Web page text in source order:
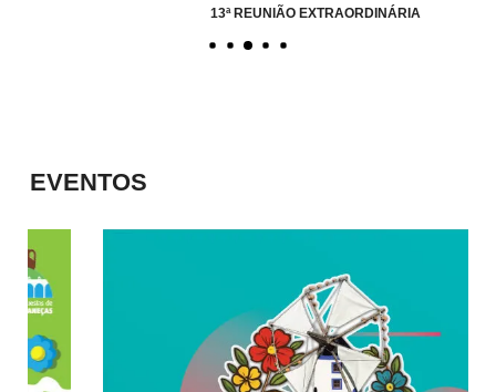
13ª REUNIÃO EXTRAORDINÁRIA
EVENTOS